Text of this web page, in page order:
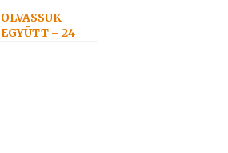
OLVASSUK
EGYÜTT – 24